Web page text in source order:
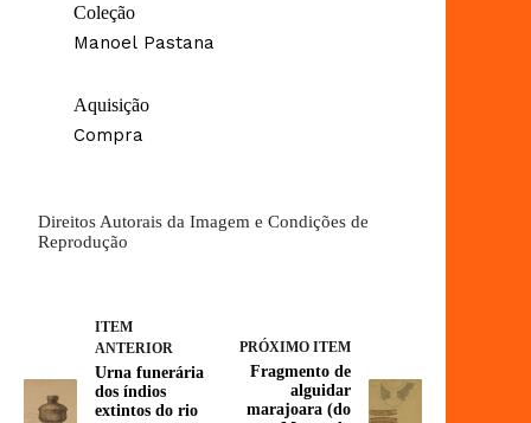
Coleção
Manoel Pastana
Aquisição
Compra
Direitos Autorais da Imagem e Condições de
Reprodução
ITEM
ANTERIOR
Urna funerária
dos índios
extintos do rio
PRÓXIMO ITEM
Fragmento de
alguidar
marajoara (do